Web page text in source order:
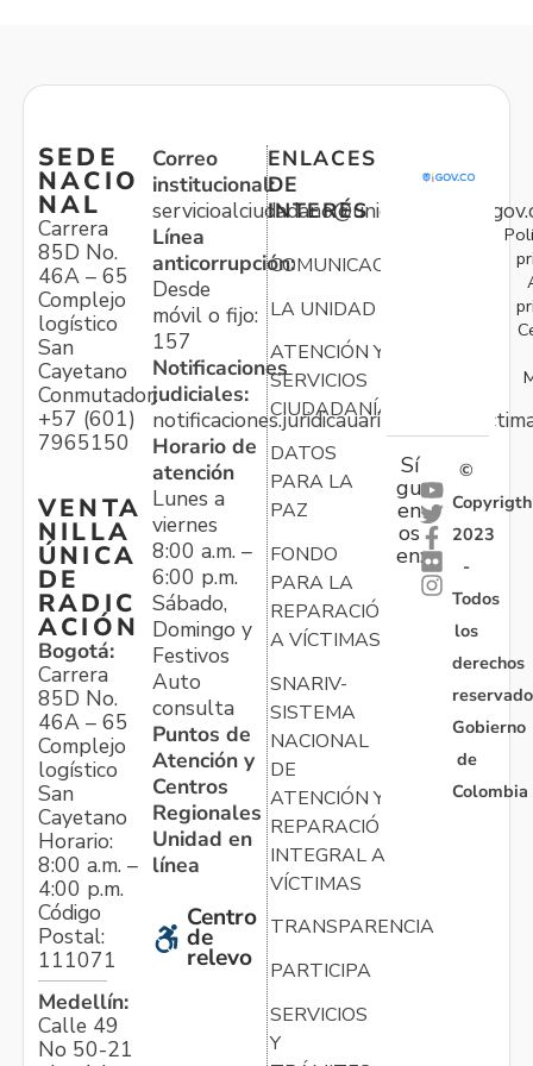
SEDE
NACIO
NAL
Carrera
85D No.
46A – 65
Complejo
logístico
San
Cayetano
Conmutador:
+57 (601)
7965150
VENTA
NILLA
ÚNICA
DE
RADIC
ACIÓN
Bogotá:
Carrera
85D No.
46A – 65
Complejo
logístico
San
Cayetano
Horario:
8:00 a.m. –
4:00 p.m.
Código
Postal:
111071
Medellín:
Calle 49
No 50-21
Correo
institucional:
Línea
anticorrupción:
Desde
móvil o fijo:
157
Notificaciones
judiciales:
Horario de
atención
Lunes a
viernes
8:00 a.m. –
6:00 p.m.
Sábado,
Domingo y
Festivos
Auto
consulta
Puntos de
Atención y
Centros
Regionales
Unidad en
línea
Centro
de
relevo
ENLACES
DE
INTERÉS
COMUNICACIONES
LA UNIDAD
ATENCIÓN Y
SERVICIOS
CIUDADANÍA
DATOS
PARA LA
PAZ
FONDO
PARA LA
REPARACIÓN
A VÍCTIMAS
SNARIV-
SISTEMA
NACIONAL
DE
ATENCIÓN Y
REPARACIÓN
INTEGRAL A
VÍCTIMAS
TRANSPARENCIA
PARTICIPA
SERVICIOS
Y
Sí
gu
en
os
en:
©
Copyrigth
2023
-
Todos
los
derechos
Gobierno
de
Colombia